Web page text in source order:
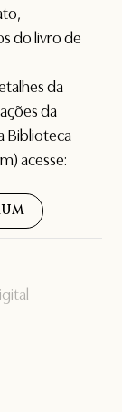
,
do livro de
da
da
Biblioteca
acesse: